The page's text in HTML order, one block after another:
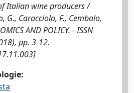
Italian wine producers /
G., Caracciolo, F., Cembalo,
AND POLICY. - ISSN
pp. 3-12.